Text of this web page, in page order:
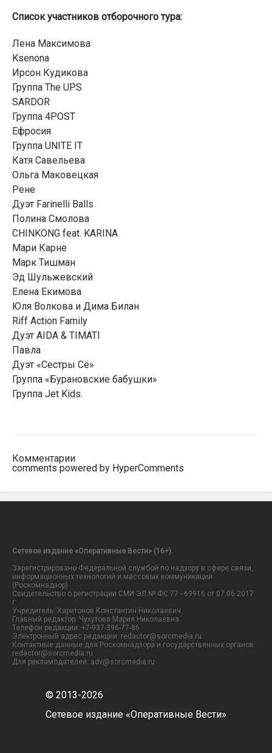
Список участников отборочного тура:
Лена Максимова
Ksenona
Ирсон Кудикова
Группа The UPS
SARDOR
Группа 4POST
Ефросия
Группа UNITE IT
Катя Савельева
Ольга Маковецкая
Рене
Дуэт Farinelli Balls
Полина Смолова
CHINKONG feat. KARINA
Мари Карне
Марк Тишман
Эд Шульжевский
Елена Екимова
Юля Волкова и Дима Билан
Riff Action Family
Дуэт AIDA & TIMATI
Павла
Дуэт «Сестры Сё»
Группа «Бурановские бабушки»
Группа Jet Kids.
Комментарии
comments powered by HyperComments
Сетевое издание «Оперативные Вести» (16+).
Зарегистрировано Федеральной службой по надзору в сфере связи,
информационных технологий и массовых коммуникаций
(Роскомнадзор).
Свидетельство о регистрации СМИ ЭЛ № ФС 77 - 69916 от 07.06.2017
г.
Учредитель: Харитонов Константин Николаевич.
Главный редактор: Чухутова Мария Николаевна.
Телефон редакции: +7-937-396-77-86
Электронный адрес редакции: redactor@sorcmedia.ru
Контактные данные для Роскомнадзора и государственных органов:
redactor@sorcmedia.ru
Для рекламодателей: adv@sorcmedia.ru
© 2013-2026
Сетевое издание «Оперативные Вести»